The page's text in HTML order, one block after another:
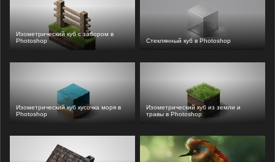
Изометрический куб с забором в
Photoshop
Стеклянный куб в Photoshop
Изометрический куб кусочка моря в
Photoshop
Изометрический куб из земли и
травы в Photoshop